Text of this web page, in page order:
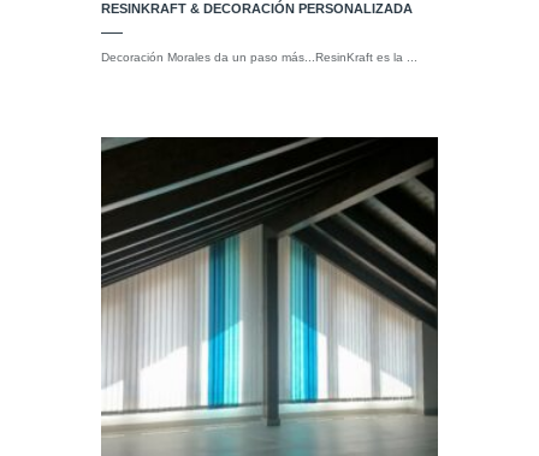
RESINKRAFT & DECORACIÓN PERSONALIZADA
Decoración Morales da un paso más...ResinKraft es la ...